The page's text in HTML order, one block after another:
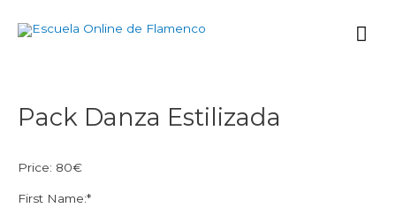
Pack Danza Estilizada
Price: 80€
First Name:*
de